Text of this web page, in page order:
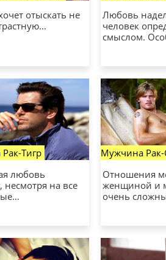
отыскать не
Любовь
человек
смыслом.
Тигр
любовь
несмотря на все
Мужчина Рак-
Отношения
женщиной и
очень